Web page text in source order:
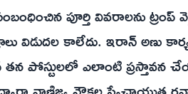
పూర్తి వివరాలను
విడుదల కాలేదు. ఇరాన్ అణు
తన పోస్టులలో ఎలాంటి ప్రస్తావన